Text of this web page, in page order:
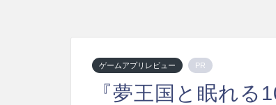
ゲームアプリレビュー PR
『夢王国と眠れる